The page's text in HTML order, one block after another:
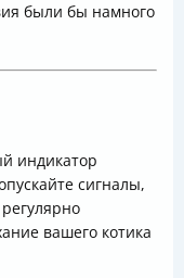
были бы намного
индикатор
сигналы,
вашего котика